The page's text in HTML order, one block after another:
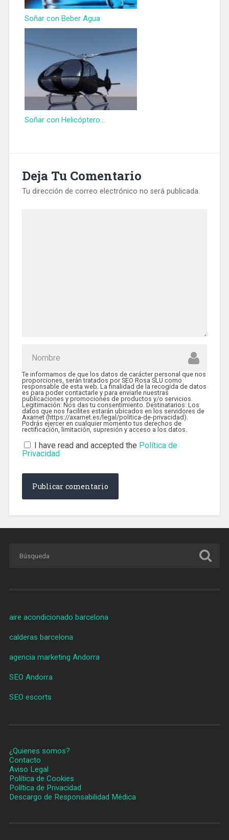
Soñar con Beber Agua
Soñar con Helicóptero...
Deja Tu Comentario
Tu dirección de correo electrónico no será publicada.
Te informamos de que los datos de carácter personal que nos
proporciones, serán tratados por SEO Rosa SLU como
responsable de esta web. La finalidad de la recogida de datos
es para poder contactarle y para enviarle nuestras
publicaciones y promociones de productos y/o servicios.
Legitimación: Nos das tu consentimiento. Destinatarios: Los
datos que nos facilites estarán ubicados en los servidores de
Axarnet (https://axarnet.es/legal/politica-de-privacidad).
Podrás ejercer en cualquier momento tus derechos de
rectificación, limitación, supresión y acceso a los datos.
I have read and accepted the Política de
Privacidad
aire acondicionado barcelona
calderas barcelona
agencia marketing Andorra
SEO Andorra
SEO escorts
¿Quienes somos?
Contacto
Aviso Legal
Política de Cookies
Política de Privacidad
Descargo de Responsabilidad Médica